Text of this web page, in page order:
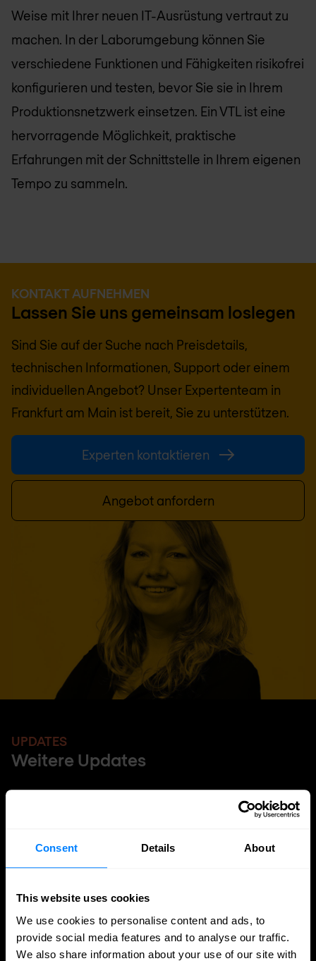
Consent Details About
This website uses cookies
We use cookies to personalise content and ads, to
provide social media features and to analyse our traffic.
We also share information about your use of our site with
Weise mit Ihrer neuen IT-Ausrüstung vertraut zu
machen. In der Laborumgebung können Sie
verschiedene Funktionen und Fähigkeiten risikofrei
konfigurieren und testen, bevor Sie sie in Ihrem
Produktionsnetzwerk einsetzen. Ein VTL ist eine
hervorragende Möglichkeit, praktische
Erfahrungen mit der Schnittstelle in Ihrem eigenen
Tempo zu sammeln.
KONTAKT AUFNEHMEN
Lassen Sie uns gemeinsam loslegen
Sind Sie auf der Suche nach Preisdetails,
technischen Informationen, Support oder einem
individuellen Angebot? Unser Expertenteam in
Frankfurt am Main ist bereit, Sie zu unterstützen.
Experten kontaktieren
Angebot anfordern
UPDATES
Weitere Updates